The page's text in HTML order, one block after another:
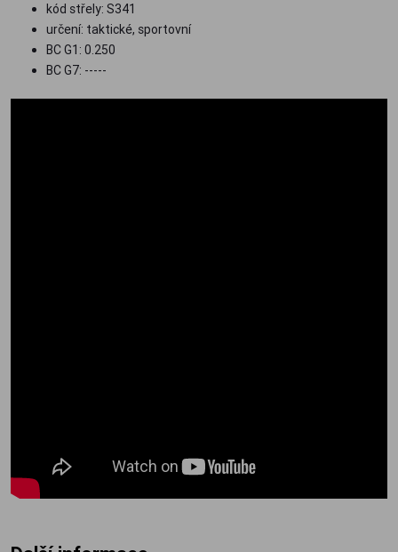
kód střely: S341
určení: taktické, sportovní
BC G1: 0.250
BC G7: -----